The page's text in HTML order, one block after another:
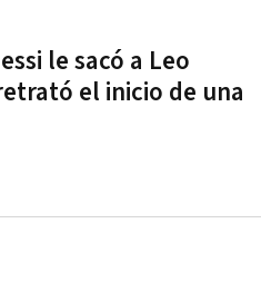
le sacó a Leo
el inicio de una